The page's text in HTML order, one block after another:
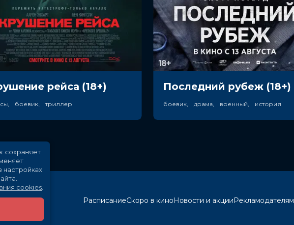
рейса (18+)
боевик, триллер
Последний рубеж (18+)
боевик, драма, военный, история
РасписаниеСкоро в киноНовости и акцииРекламодателям
сохраняет
настройках
cookies